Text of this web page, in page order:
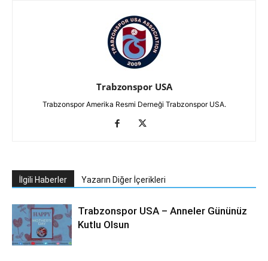
Trabzonspor USA
Trabzonspor Amerika Resmi Derneği Trabzonspor USA.
İlgili Haberler Yazarın Diğer İçerikleri
Trabzonspor USA – Anneler Gününüz
Kutlu Olsun